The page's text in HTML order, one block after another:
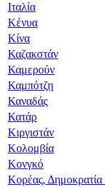
Ιταλία
Κένυα
Κίνα
Καζακστάν
Καμερούν
Καμπότζη
Καναδάς
Κατάρ
Κιργιστάν
Κολομβία
Κονγκό
Κορέας, Δημοκρατία